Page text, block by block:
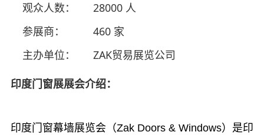
观众人数：
28000 人
参展商：
460 家
主办单位：
ZAK贸易展览公司
印度门窗展展会介绍：
印度门窗幕墙展览会（Zak Doors & Windows）是印